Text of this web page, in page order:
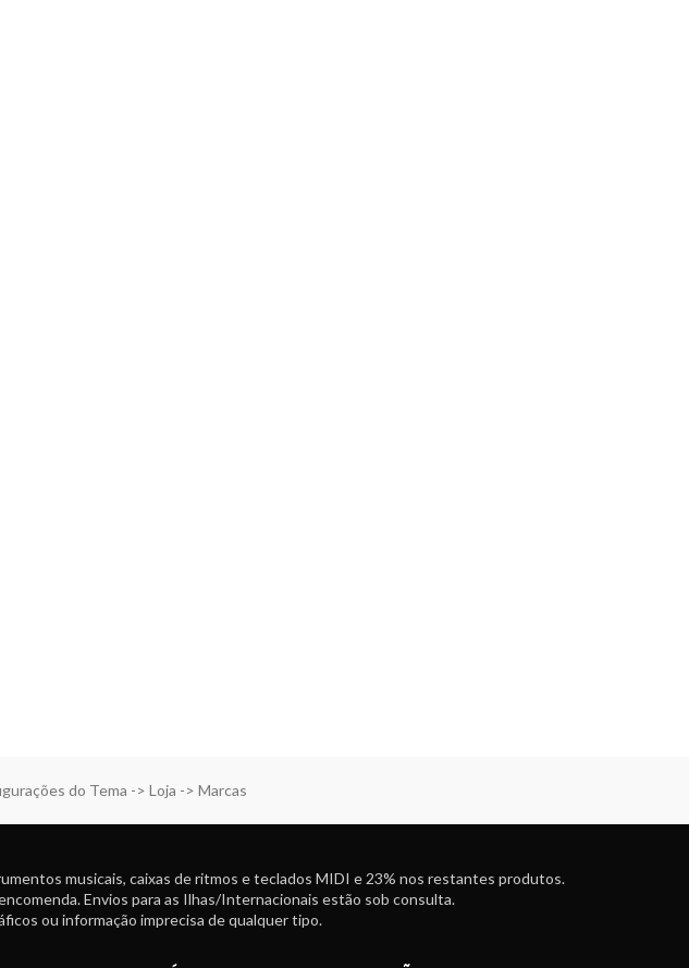
do Tema -> Loja -> Marcas
musicais, caixas de ritmos e teclados MIDI e 23% nos restantes produtos.
Envios para as Ilhas/Internacionais estão sob consulta.
ou informação imprecisa de qualquer tipo.